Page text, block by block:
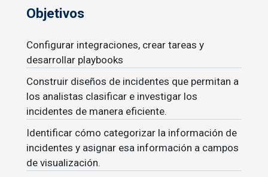
Objetivos
Configurar integraciones, crear tareas y
desarrollar playbooks
Construir diseños de incidentes que permitan a
los analistas clasificar e investigar los
incidentes de manera eficiente.
Identificar cómo categorizar la información de
incidentes y asignar esa información a campos
de visualización.